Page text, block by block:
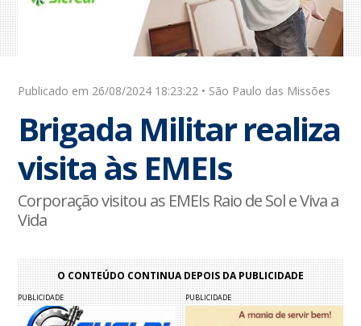
Publicado em 26/08/2024 18:23:22 • São Paulo das Missões
Brigada Militar realiza
visita às EMEIs
Corporação visitou as EMEIs Raio de Sol e Viva a
Vida
O CONTEÚDO CONTINUA DEPOIS DA PUBLICIDADE
PUBLICIDADE PUBLICIDADE